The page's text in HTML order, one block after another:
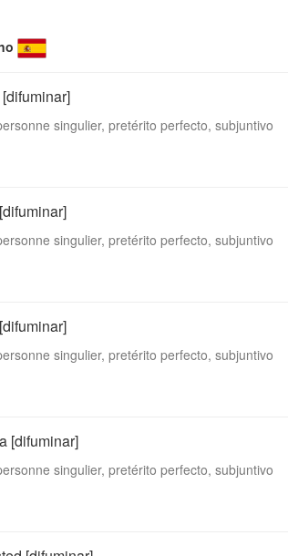
singulier, pretérito perfecto, subjuntivo
singulier, pretérito perfecto, subjuntivo
singulier, pretérito perfecto, subjuntivo
[difuminar]
singulier, pretérito perfecto, subjuntivo